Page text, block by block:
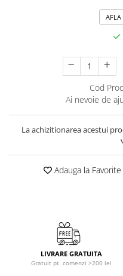
AFLA
Cod
Ai nevoie de
La achizitionarea acestui
Adauga la Favorite
LIVRARE GRATUITA
Gratuit pt. comenzi >200 lei